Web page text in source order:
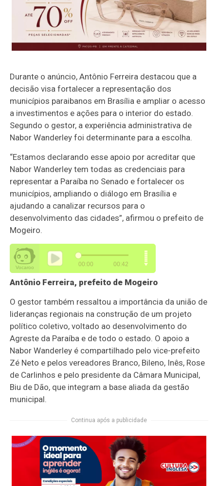
Durante o anúncio, Antônio Ferreira destacou que a
decisão visa fortalecer a representação dos
municípios paraibanos em Brasília e ampliar o acesso
a investimentos e ações para o interior do estado.
Segundo o gestor, a experiência administrativa de
Nabor Wanderley foi determinante para a escolha.
“Estamos declarando esse apoio por acreditar que
Nabor Wanderley tem todas as credenciais para
representar a Paraíba no Senado e fortalecer os
municípios, ampliando o diálogo em Brasília e
ajudando a canalizar recursos para o
desenvolvimento das cidades”, afirmou o prefeito de
Mogeiro.
Antônio Ferreira, prefeito de Mogeiro
O gestor também ressaltou a importância da união de
lideranças regionais na construção de um projeto
político coletivo, voltado ao desenvolvimento do
Agreste da Paraíba e de todo o estado. O apoio a
Nabor Wanderley é compartilhado pelo vice-prefeito
Zé Neto e pelos vereadores Branco, Bileno, Inês, Rose
de Carlinhos e pelo presidente da Câmara Municipal,
Biu de Dão, que integram a base aliada da gestão
municipal.
Continua após a publicidade